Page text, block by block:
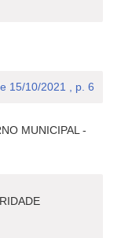
15/10/2021 , p. 6
MUNICIPAL -